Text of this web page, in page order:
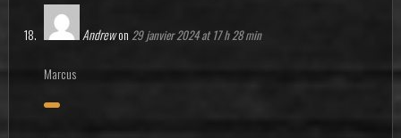
Andrewon 29 janvier 2024 at 17 h 28 min
Marcus